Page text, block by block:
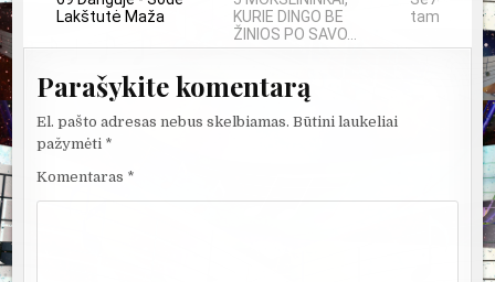
Lakštutė Maža
KURIE DINGO BE
ŽINIOS PO SAVO...
tampa
Parašykite komentarą
El. pašto adresas nebus skelbiamas. Būtini laukeliai
pažymėti *
Komentaras *